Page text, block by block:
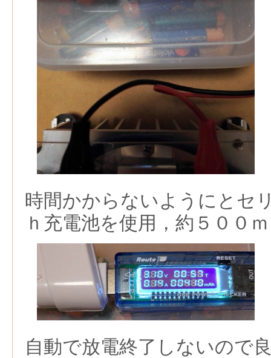
時間かからないようにとセ
ｈ充電池を使用，約５００
自動で放電終了しないので